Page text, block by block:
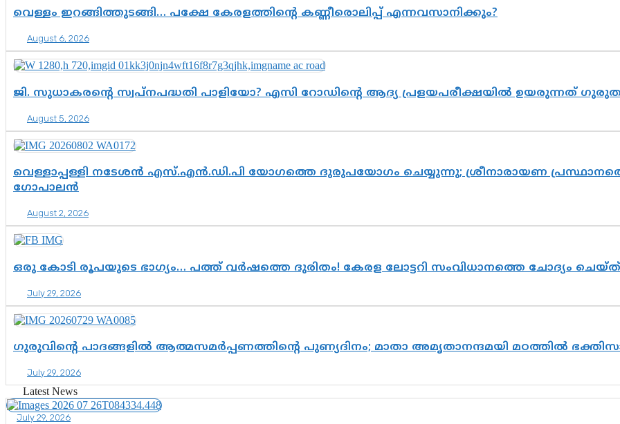
വെള്ളം ഇറങ്ങിത്തുടങ്ങി… പക്ഷേ കേരളത്തിന്റെ കണ്ണീരൊലിപ്പ് എന്നവസാനിക്കും?
August 6, 2026
ജി. സുധാകരന്റെ സ്വപ്നപദ്ധതി പാളിയോ? എസി റോഡിന്റെ ആദ്യ പ്രളയപരീക്ഷയിൽ ഉയരുന്നത്
August 5, 2026
വെള്ളാപ്പള്ളി നടേശൻ എസ്.എൻ.ഡി.പി യോഗത്തെ ദുരുപയോഗം ചെയ്യുന്നു; ശ്രീനാരായണ
ഗോപാലൻ
August 2, 2026
ഒരു കോടി രൂപയുടെ ഭാഗ്യം… പത്ത് വർഷത്തെ ദുരിതം! കേരള ലോട്ടറി സംവിധാനത്തെ ചോദ്യം
July 29, 2026
ഗുരുവിന്റെ പാദങ്ങളിൽ ആത്മസമർപ്പണത്തിന്റെ പുണ്യദിനം; മാതാ അമൃതാനന്ദമയി മഠത്തിൽ
July 29, 2026
Latest News
July 29, 2026